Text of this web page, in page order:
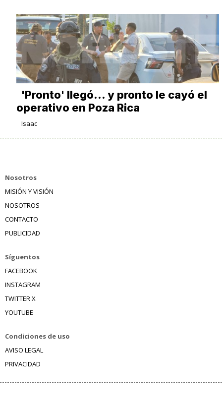
'Pronto' llegó... y pronto le cayó el
operativo en Poza Rica
Isaac
Nosotros
MISIÓN Y VISIÓN
NOSOTROS
CONTACTO
PUBLICIDAD
Síguentos
FACEBOOK
INSTAGRAM
TWITTER X
YOUTUBE
Condiciones de uso
AVISO LEGAL
PRIVACIDAD